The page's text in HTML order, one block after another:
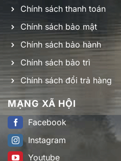
Chính sách thanh toán
Chính sách bảo mật
Chính sách bảo hành
Chính sách bảo trì
Chính sách đổi trả hàng
MẠNG XÃ HỘI
Facebook
Instagram
Youtube